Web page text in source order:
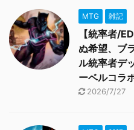
MTG 雑記
【統率者/
ぬ希望、ブ
ル統率者デ
ーベルコラボ
2026/7/27